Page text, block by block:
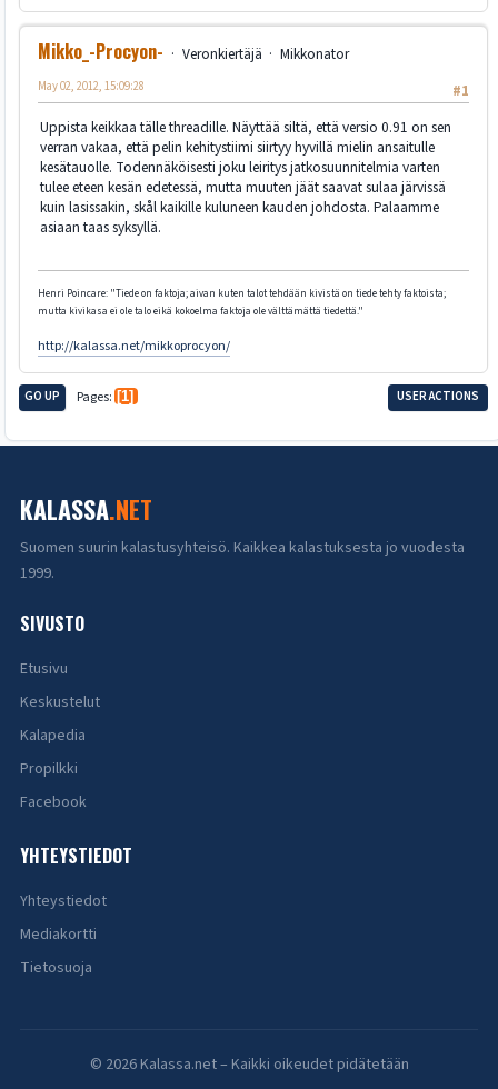
Mikko_-Procyon- Veronkiertäjä
Mikkonator
#1
May 02, 2012, 15:09:28
Uppista keikkaa tälle threadille. Näyttää siltä, että versio 0.91 on sen
verran vakaa, että pelin kehitystiimi siirtyy hyvillä mielin ansaitulle
kesätauolle. Todennäköisesti joku leiritys jatkosuunnitelmia varten
tulee eteen kesän edetessä, mutta muuten jäät saavat sulaa järvissä
kuin lasissakin, skål kaikille kuluneen kauden johdosta. Palaamme
asiaan taas syksyllä.
Henri Poincare: "Tiede on faktoja; aivan kuten talot tehdään kivistä on tiede tehty faktoista;
mutta kivikasa ei ole talo eikä kokoelma faktoja ole välttämättä tiedettä."
http://kalassa.net/mikkoprocyon/
GO UP Pages 1 USER ACTIONS
KALASSA.NET
Suomen suurin kalastusyhteisö. Kaikkea kalastuksesta jo vuodesta
1999.
SIVUSTO
Etusivu
Keskustelut
Kalapedia
Propilkki
Facebook
YHTEYSTIEDOT
Yhteystiedot
Mediakortti
Tietosuoja
© 2026 Kalassa.net – Kaikki oikeudet pidätetään